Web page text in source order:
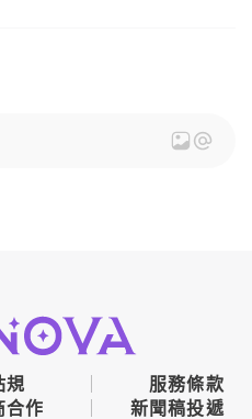
規
服務條款
合作 新聞稿投遞